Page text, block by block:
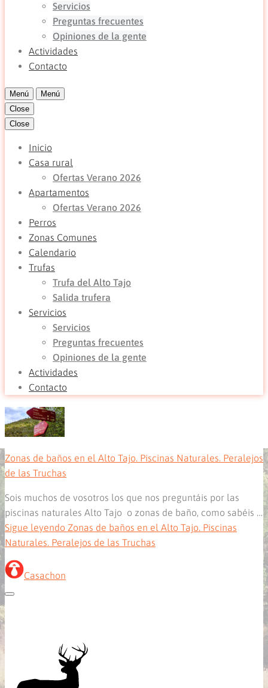
Servicios
Preguntas frecuentes
Opiniones de la gente
Actividades
Contacto
Menú
Menú
Close
Close
Inicio
Casa rural
Ofertas Verano 2026
Apartamentos
Ofertas Verano 2026
Perros
Zonas Comunes
Calendario
Trufas
Trufa del Alto Tajo
Salida trufera
Servicios
Servicios
Preguntas frecuentes
Opiniones de la gente
Actividades
Contacto
Zonas de baños en el Alto Tajo. Piscinas Naturales. Peralejos
de las Truchas
Sois muchos de vosotros los que nos preguntáis por las
piscinas naturales Alto Tajo o zonas de baño, como sabéis …
Sigue leyendo Zonas de baños en el Alto Tajo. Piscinas
Naturales. Peralejos de las Truchas
Casachon